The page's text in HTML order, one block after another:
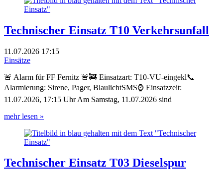
Technischer Einsatz T10 Verkehrsunfall
11.07.2026 17:15
Einsätze
🚨 Alarm für FF Fernitz 🚨🚒 Einsatzart: T10-VU-eingekl📞
Alarmierung: Sirene, Pager, BlaulichtSMS⌚ Einsatzzeit:
11.07.2026, 17:15 Uhr Am Samstag, 11.07.2026 sind
mehr lesen »
Technischer Einsatz T03 Dieselspur